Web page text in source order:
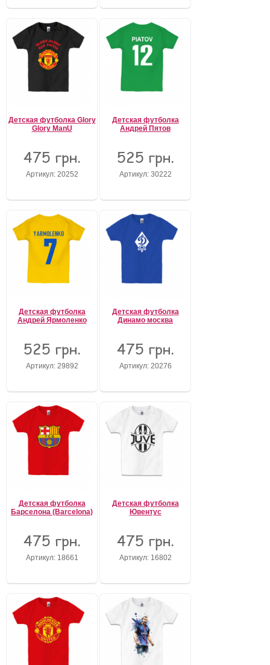
Детская футболка Glory
Glory ManU
475 грн.
Артикул: 20252
Детская футболка
Андрей Пятов
525 грн.
Артикул: 30222
Детская футболка
Андрей Ярмоленко
525 грн.
Артикул: 29892
Детская футболка
Динамо москва
475 грн.
Артикул: 20276
Детская футболка
Барселона (Barcelona)
475 грн.
Артикул: 18661
Детская футболка
Ювентус
475 грн.
Артикул: 16802